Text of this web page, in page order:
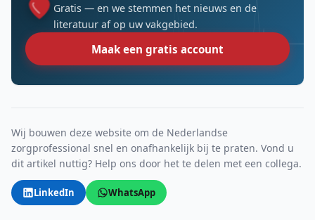
Gratis — en we stemmen het nieuws en de
literatuur af op uw vakgebied.
Maak een gratis account
Wij bouwen deze website om de Nederlandse
zorgprofessional snel en onafhankelijk bij te praten. Vond u
dit artikel nuttig? Help ons door het te delen met een collega.
LinkedIn WhatsApp